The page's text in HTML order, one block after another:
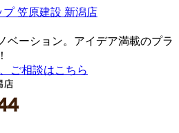
ベーション。アイデア満載のプラ